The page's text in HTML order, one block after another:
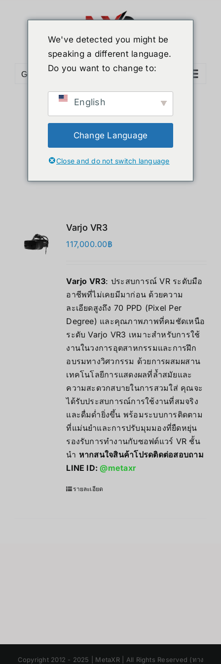
Go to...
Sort byDefault Order
Show36 Products
Varjo VR3
117,000.00฿
Varjo VR3: ประสบการณ์ VR ระดับมือ
อาชีพที่ไม่เคยมีมาก่อน ด้วยความ
ละเอียดสูงถึง 70 PPD (Pixel Per
Degree) และคุณภาพภาพที่คมชัดเหนือ
ระดับ Varjo VR3 เหมาะสำหรับการใช้
งานในวงการอุตสาหกรรมและการฝึก
อบรมทางวิศวกรรม ด้วยการผสมผสาน
เทคโนโลยีการแสดงผลที่ล้ำสมัยและ
ความสะดวกสบายในการสวมใส่ คุณจะ
ได้รับประสบการณ์การใช้งานที่สมจริง
และดื่มด่ำยิ่งขึ้น พร้อมระบบการติดตาม
ที่แม่นยำและการปรับมุมมองที่ยืดหยุ่น
รองรับการทำงานกับซอฟต์แวร์ VR ชั้น
นำ หากสนใจสินค้าโปรดติดต่อสอบถาม
LINE ID:@metaxr
รายละเอียด
Copyright 2012 - 2025 | MetaXR | All Rights Reserved (ทาง
We've detected you might be
speaking a different language.
Do you want to change to:
English
Change Language
Close and do not switch language